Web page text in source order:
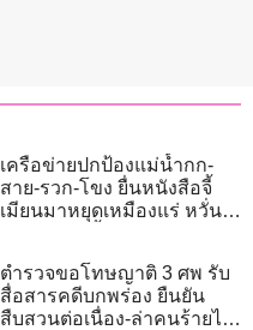
เครือข่ายปกป้องแม่น้ำกก-
สาย-รวก-โขง ยื่นหนังสือจี้
เมียนมาหยุดเหมืองแร่ หวั่น
ตำรวจขอโทษญาติ 3 ศพ รับ
สื่อสารคดีบกพร่อง ยืนยัน
สืบสวนต่อเนื่อง-ล่าคนร้ายไม่